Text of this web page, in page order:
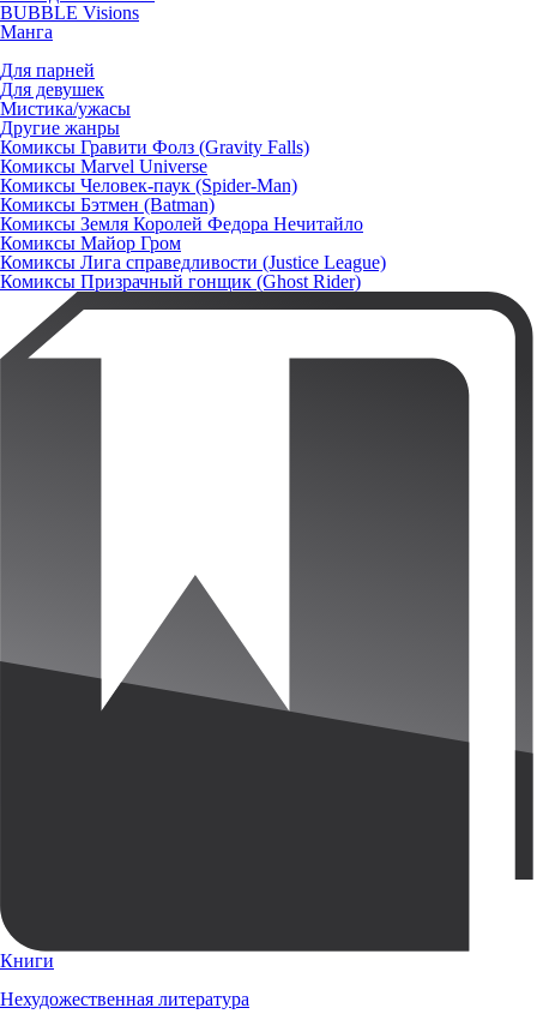
BUBBLE Visions
Манга
Для парней
Для девушек
Мистика/ужасы
Другие жанры
Комиксы Гравити Фолз (Gravity Falls)
Комиксы Marvel Universe
Комиксы Человек-паук (Spider-Man)
Комиксы Бэтмен (Batman)
Комиксы Земля Королей Федора Нечитайло
Комиксы Майор Гром
Комиксы Лига справедливости (Justice League)
Комиксы Призрачный гонщик (Ghost Rider)
Книги
Нехудожественная литература